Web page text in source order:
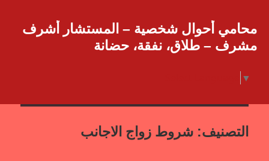
محامي أحوال شخصية – المستشار أشرف
مشرف – طلاق، نفقة، حضانة
▼
التصنيف:شروط زواج الاجانب